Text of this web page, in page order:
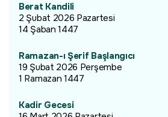
Berat Kandili
2 Şubat 2026 Pazartesi
14 Şaban 1447
Ramazan-ı Şerif Başlangıcı
19 Şubat 2026 Perşembe
1 Ramazan 1447
Kadir Gecesi